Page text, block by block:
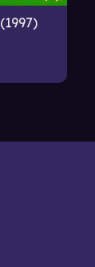
1997